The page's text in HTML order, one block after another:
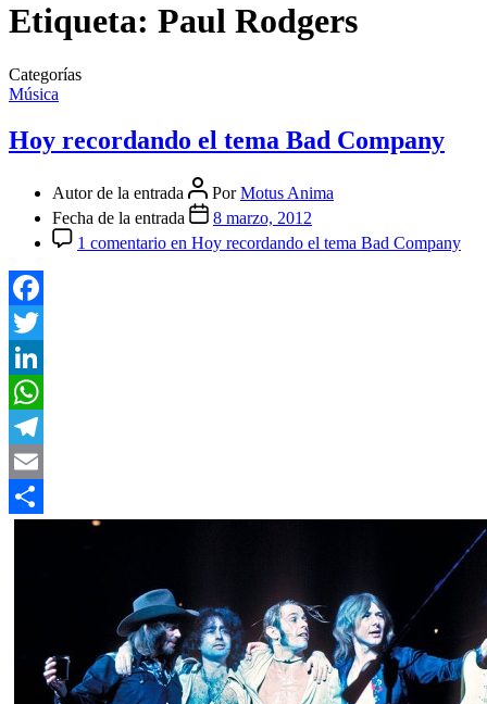
Etiqueta: Paul Rodgers
Categorías
Música
Hoy recordando el tema Bad Company
Autor de la entrada PorMotus Anima
Fecha de la entrada
8 marzo, 2012
1 comentario en Hoy recordando el tema Bad Company
Facebook
Twitter
LinkedIn
WhatsApp
Telegram
Email